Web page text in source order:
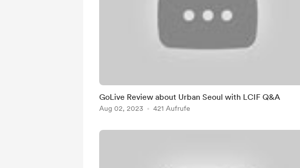
GoLive Review about Urban Seoul with LCIF Q&A
Aug 02, 2023 421 Aufrufe